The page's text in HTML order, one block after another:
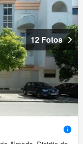
12 Fotos